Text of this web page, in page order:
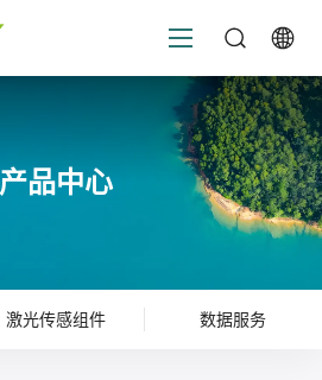
产品中心
激光传感组件 数据服务